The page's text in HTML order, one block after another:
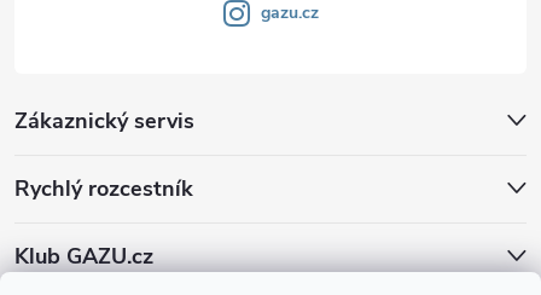
gazu.cz
Zákaznický servis
Rychlý rozcestník
Klub GAZU.cz